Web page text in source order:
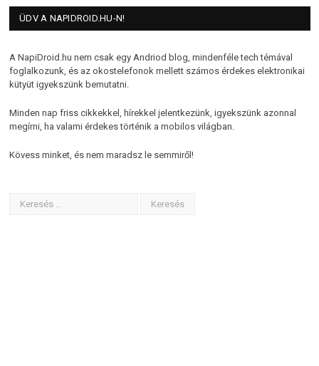
ÜDV A NAPIDROID.HU-N!
A NapiDroid.hu nem csak egy Andriod blog, mindenféle tech témával
foglalkozunk, és az okostelefonok mellett számos érdekes elektronikai
kütyüt igyekszünk bemutatni.
Minden nap friss cikkekkel, hírekkel jelentkezünk, igyekszünk azonnal
megírni, ha valami érdekes történik a mobilos világban.
Kövess minket, és nem maradsz le semmiről!